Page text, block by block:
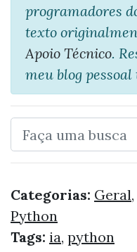
programadores
texto
Apoio Técnico.
meu blog pessoal
Categorias: Geral,
Python
Tags: ia, python